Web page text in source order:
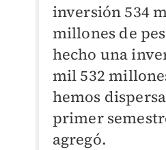
inversión 534
millones de
hecho una
mil 532
hemos
primer
agregó.